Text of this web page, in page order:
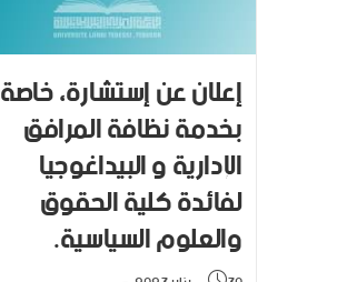
إعلان عن إستشارة، خاصة
بخدمة نظافة المرافق
الإدارية و البيداغوجيا
لفائدة كلية الحقوق
والعلوم السياسية.